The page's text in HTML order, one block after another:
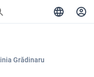
Grădinaru